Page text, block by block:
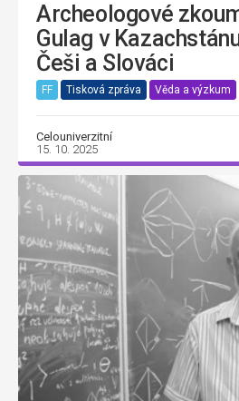
Archeologové
Gulag v
Češi a Slováci
FF Tisková zpráva Věda a výzkum
Celouniverzitní
15. 10. 2025